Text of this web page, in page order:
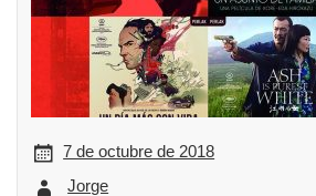
7 de octubre de 2018
Jorge